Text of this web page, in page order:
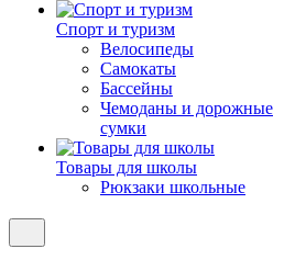
Спорт и туризм
Велосипеды
Самокаты
Бассейны
Чемоданы и дорожные
сумки
Товары для школы
Рюкзаки школьные